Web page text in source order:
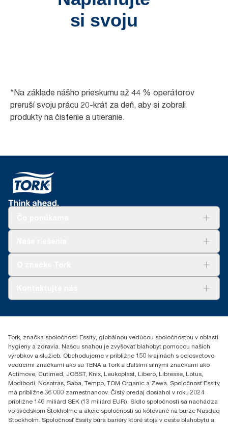
*Na základe nášho prieskumu až 44 % operátorov
preruší svoju prácu 20-krát za deň, aby si zobrali
produkty na čistenie a utieranie.
Essity Slovakia s.r.o.
049 12 Gemerská Hôrka
Tork, značka spoločnosti Essity, globálnou vedúcou spoločnosťou v oblasti
hygieny a zdravia. Našou snahou je zvyšovať blahobyt pomocou našich
výrobkov a služieb. Obchodujeme v približne 150 krajinách s celosvetovo
vedúcimi značkami ako sú TENA a Tork a ďalšími silnými značkami ako
Actimove, Cutimed, JOBST, Knix, Leukoplast, Libero, Libresse, Lotus,
Modibodi, Nosotras, Saba, Tempo, TOM Organic a Zewa. Spoločnosť Essity
má približne 36 000 zamestnancov. Čistý predaj dosiahol v roku 2024
približne 146 miliárd SEK (13 miliárd EUR). Sídlo spoločnosti sa nachádza
vo švédskom Štokholme a akcie spoločnosti sú kótované na burze Nasdaq
Stockholm. Spoločnosť Essity búra bariéry ktoré stoja v ceste blahobytu a